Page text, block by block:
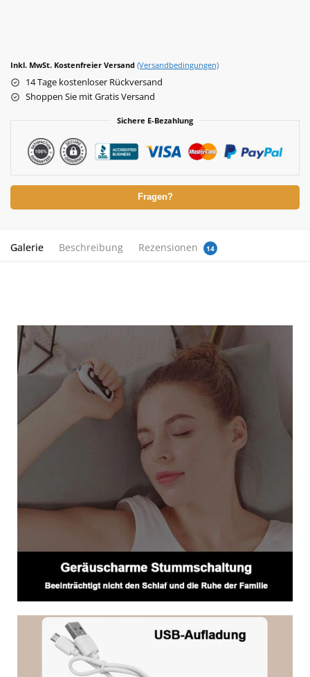
Inkl. MwSt. Kostenfreier Versand (Versandbedingungen)
14 Tage kostenloser Rückversand
Shoppen Sie mit Gratis Versand
Sichere E-Bezahlung
Fragen?
Galerie Beschreibung Rezensionen 14